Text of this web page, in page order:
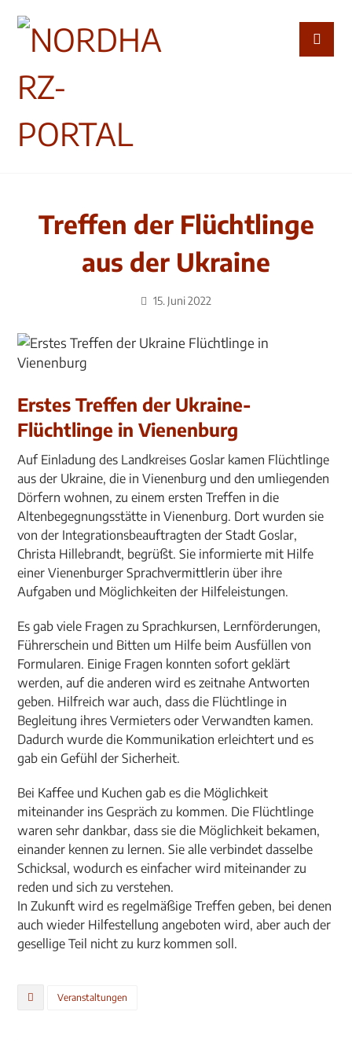
Treffen der Flüchtlinge
aus der Ukraine
15. Juni 2022
Erstes Treffen der Ukraine-
Flüchtlinge in Vienenburg
Auf Einladung des Landkreises Goslar kamen Flüchtlinge
aus der Ukraine, die in Vienenburg und den umliegenden
Dörfern wohnen, zu einem ersten Treffen in die
Altenbegegnungsstätte in Vienenburg. Dort wurden sie
von der Integrationsbeauftragten der Stadt Goslar,
Christa Hillebrandt, begrüßt. Sie informierte mit Hilfe
einer Vienenburger Sprachvermittlerin über ihre
Aufgaben und Möglichkeiten der Hilfeleistungen.
Es gab viele Fragen zu Sprachkursen, Lernförderungen,
Führerschein und Bitten um Hilfe beim Ausfüllen von
Formularen. Einige Fragen konnten sofort geklärt
werden, auf die anderen wird es zeitnahe Antworten
geben. Hilfreich war auch, dass die Flüchtlinge in
Begleitung ihres Vermieters oder Verwandten kamen.
Dadurch wurde die Kommunikation erleichtert und es
gab ein Gefühl der Sicherheit.
Bei Kaffee und Kuchen gab es die Möglichkeit
miteinander ins Gespräch zu kommen. Die Flüchtlinge
waren sehr dankbar, dass sie die Möglichkeit bekamen,
einander kennen zu lernen. Sie alle verbindet dasselbe
Schicksal, wodurch es einfacher wird miteinander zu
reden und sich zu verstehen.
In Zukunft wird es regelmäßige Treffen geben, bei denen
auch wieder Hilfestellung angeboten wird, aber auch der
gesellige Teil nicht zu kurz kommen soll.
Veranstaltungen